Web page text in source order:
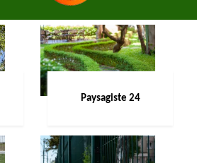
Paysagiste 24